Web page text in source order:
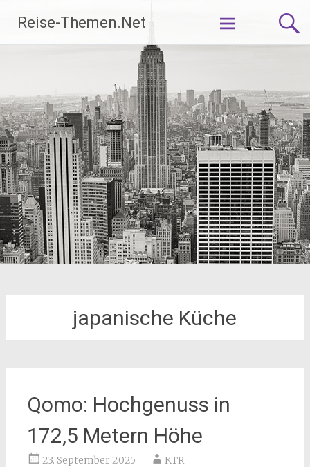
Inhalt
springen
Reise-Themen.Net
japanische Küche
Qomo: Hochgenuss in
172,5 Metern Höhe
23. September 2025 KTR